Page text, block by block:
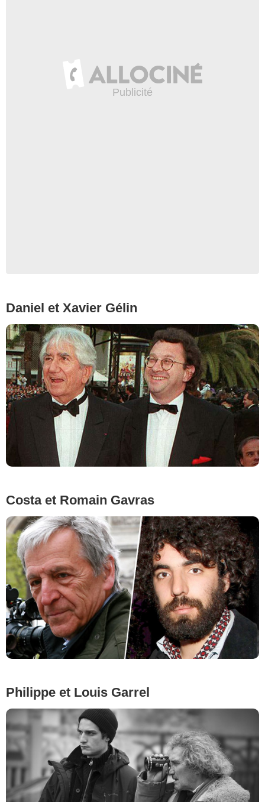
Daniel et Xavier Gélin
Costa et Romain Gavras
Philippe et Louis Garrel